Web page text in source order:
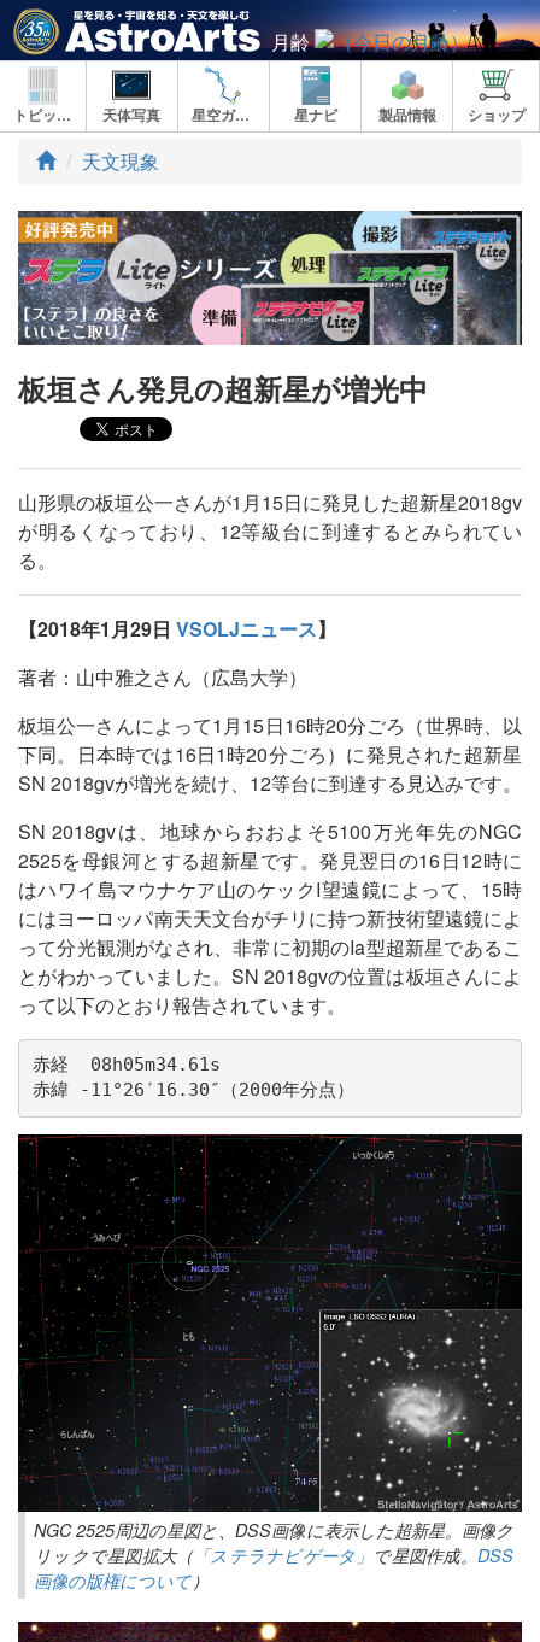
月齢
トピックス 天体写真 星空ガイド 星ナビ 製品情報 ショップ
ト
プ
天文現象
板垣さん発見の超新星が増光中
山形県の板垣公一さんが1月15日に発見した超新星2018gv
が明るくなっており、12等級台に到達するとみられてい
る。
【2018年1月29日 VSOLJニュース】
著者：山中雅之さん（広島大学）
板垣公一さんによって1月15日16時20分ごろ（世界時、以
下同。日本時では16日1時20分ごろ）に発見された超新星
SN 2018gvが増光を続け、12等台に到達する見込みです。
SN 2018gvは、地球からおおよそ5100万光年先のNGC
2525を母銀河とする超新星です。発見翌日の16日12時に
はハワイ島マウナケア山のケックI望遠鏡によって、15時
にはヨーロッパ南天天文台がチリに持つ新技術望遠鏡によ
って分光観測がなされ、非常に初期のIa型超新星であるこ
とがわかっていました。SN 2018gvの位置は板垣さんによ
って以下のとおり報告されています。
赤経  08h05m34.61s
赤緯 -11°26′16.30″（2000年分点）
NGC 2525周辺の星図と、DSS画像に表示した超新星。画像ク
リックで星図拡大（「ステラナビゲータ」 で星図作成。 DSS
画像の版権について ）